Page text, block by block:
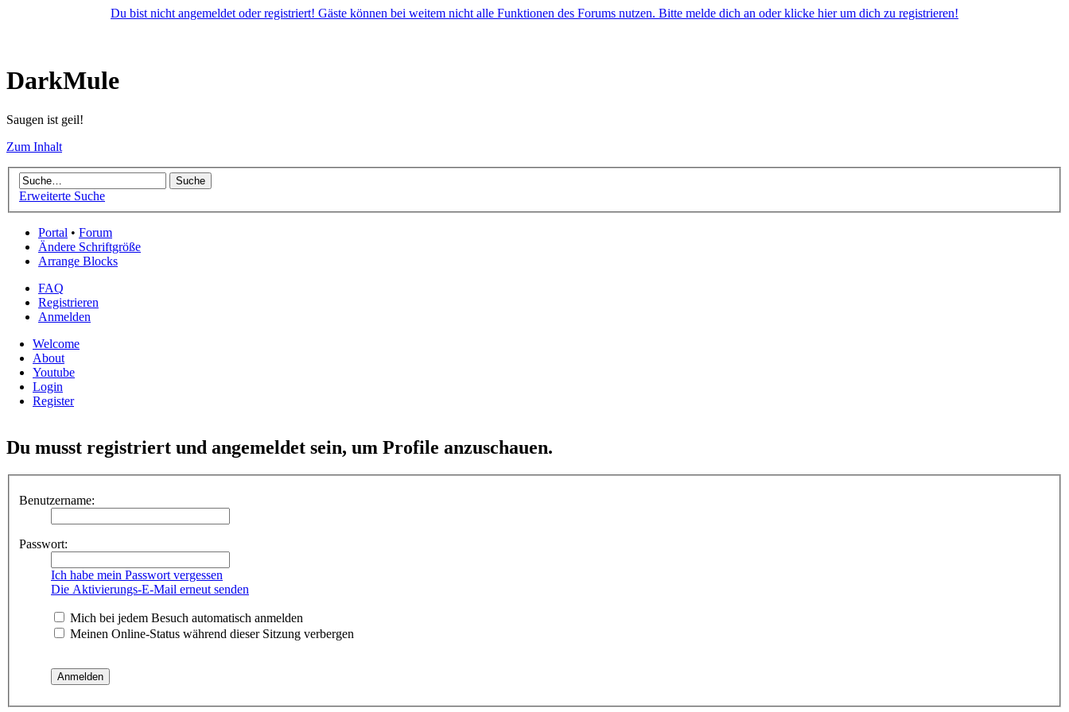
Du bist nicht angemeldet oder registriert! Gäste können bei weitem nicht alle Funktionen des Forums nutzen. Bitte melde dich an oder klicke hier um dich zu registrieren!
DarkMule
Saugen ist geil!
Zum Inhalt
Erweiterte Suche
Portal • Forum
Ändere Schriftgröße
Arrange Blocks
FAQ
Registrieren
Anmelden
Welcome
About
Youtube
Login
Register
Du musst registriert und angemeldet sein, um Profile anzuschauen.
Benutzername:
Passwort:
Ich habe mein Passwort vergessen
Die Aktivierungs-E-Mail erneut senden
Mich bei jedem Besuch automatisch anmelden
Meinen Online-Status während dieser Sitzung verbergen